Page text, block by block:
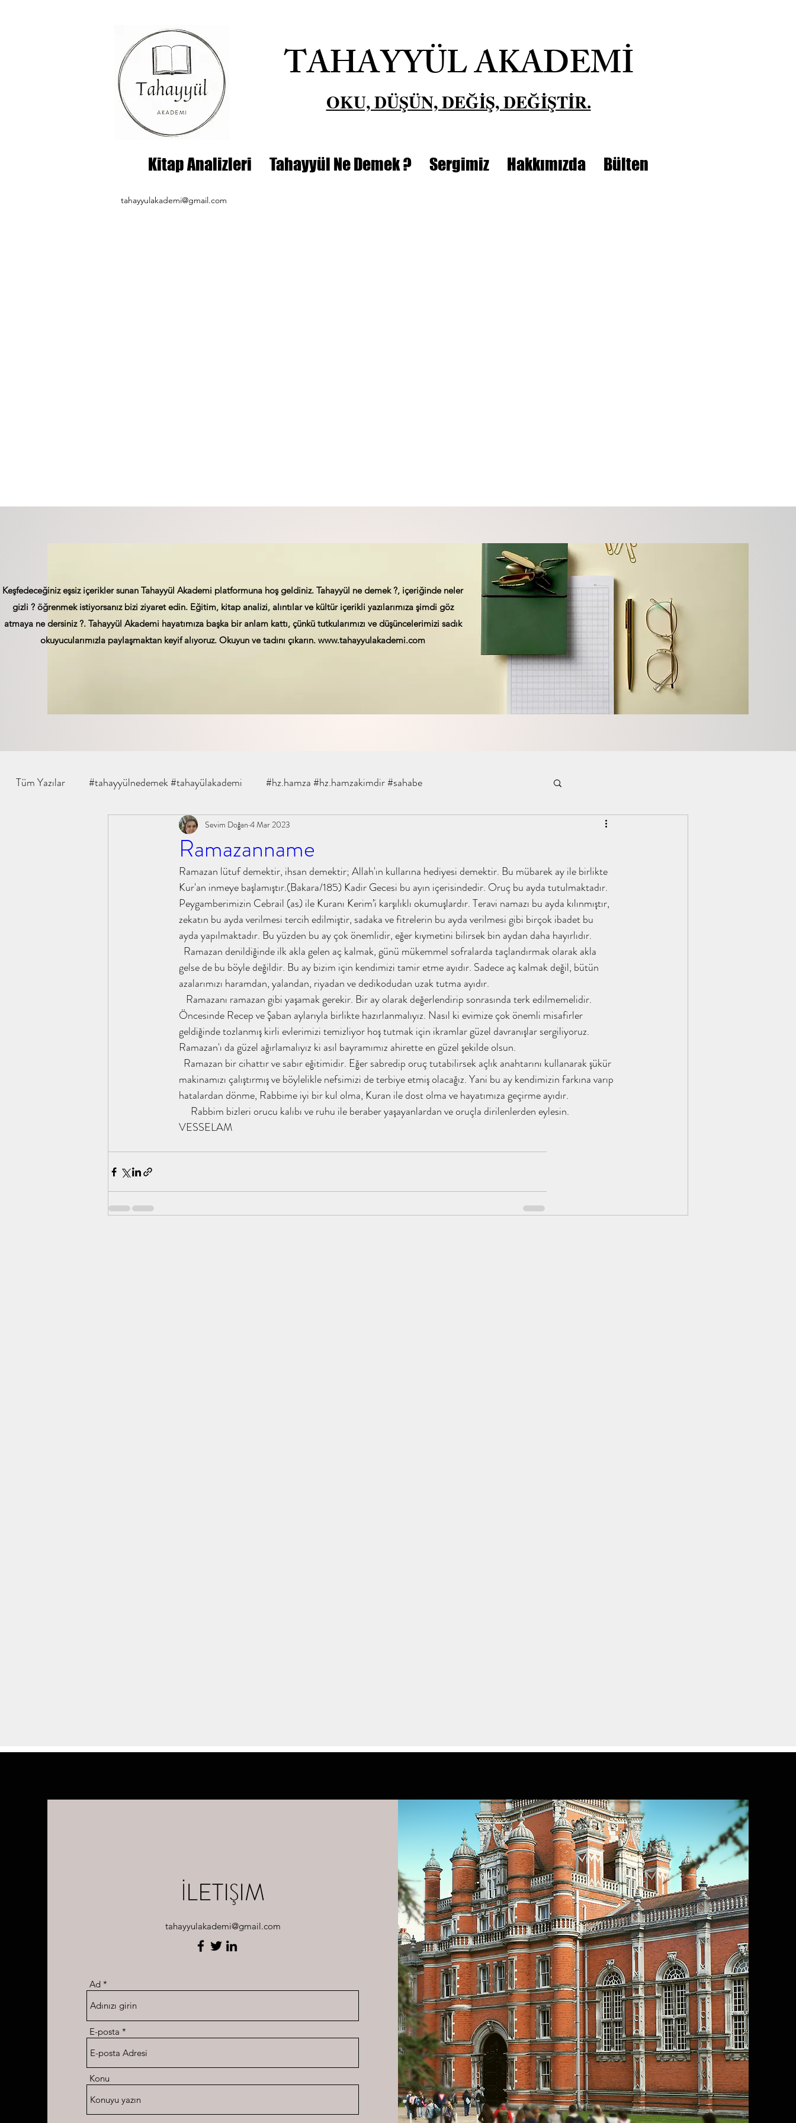
TAHAYYÜL AKADEMİ
OKU, DÜŞÜN, DEĞİŞ, DEĞİŞTİR.
Kitap Analizleri Tahayyül Ne Demek ? Sergimiz Hakkımızda Bülten
tahayyulakademi@gmail.com
Keşfedeceğiniz eşsiz içerikler sunan Tahayyül Akademi platformuna hoş geldiniz. Tahayyül ne demek ?, içeriğinde neler
gizli ? öğrenmek istiyorsanız bizi ziyaret edin. Eğitim, kitap analizi, alıntılar ve kültür içerikli yazılarımıza şimdi göz
atmaya ne dersiniz ?. Tahayyül Akademi hayatımıza başka bir anlam kattı, çünkü tutkularımızı ve düşüncelerimizi sadık
okuyucularımızla paylaşmaktan keyif alıyoruz. Okuyun ve tadını çıkarın. www.tahayyulakademi.com
Tüm Yazılar #tahayyülnedemek #tahayülakademi #hz.hamza #hz.hamzakimdir #sahabe
#ebusüfyan #sahabe #güncel #tahayyü #şifabintiabdullah #tahayyülakademi
tahayyülakademi, kitapanaliz, tahay abdullaholmak muhammedeminyıldırım
#sahabeiklimi #m.eminyıldırım #kita #islamınkızına #ihsanşenocak #kitap
#yusufunüçgömleği #abdullahyıldız # #kokoloji #tahayyülakademi #tahayyü kokoloji tahayyülakademi
hilafetten saltanata emeviler dönem tahayyülakademi kitap analizi
Ebu Sufyan Kimdir / tahayyülakademi ene / tahayyülakademi
Yusuf'un Üç Gömleği / tahayyülakade Hz. Hamza Kimdir ? / tahayyülakadem
Gökyüzüne Bakmanın Faydaları / taha
Ramazanname
Sevim Doğan 4 Mar 2023
Ramazan lütuf demektir, ihsan demektir; Allah'ın kullarına hediyesi demektir. Bu mübarek ay ile birlikte
Kur'an inmeye başlamıştır.(Bakara/185) Kadir Gecesi bu ayın içerisindedir. Oruç bu ayda tutulmaktadır.
Peygamberimizin Cebrail (as) ile Kuranı Kerim’i karşılıklı okumuşlardır. Teravi namazı bu ayda kılınmıştır,
zekatın bu ayda verilmesi tercih edilmiştir, sadaka ve fitrelerin bu ayda verilmesi gibi birçok ibadet bu
ayda yapılmaktadır. Bu yüzden bu ay çok önemlidir, eğer kıymetini bilirsek bin aydan daha hayırlıdır.
gelse de bu böyle değildir. Bu ay bizim için kendimizi tamir etme ayıdır. Sadece aç kalmak değil, bütün
azalarımızı haramdan, yalandan, riyadan ve dedikodudan uzak tutma ayıdır.
Öncesinde Recep ve Şaban aylarıyla birlikte hazırlanmalıyız. Nasıl ki evimize çok önemli misafirler
geldiğinde tozlanmış kirli evlerimizi temizliyor hoş tutmak için ikramlar güzel davranışlar sergiliyoruz.
Ramazan'ı da güzel ağırlamalıyız ki asıl bayramımız ahirette en güzel şekilde olsun.
makinamızı çalıştırmış ve böylelikle nefsimizi de terbiye etmiş olacağız. Yani bu ay kendimizin farkına varıp
hatalardan dönme, Rabbime iyi bir kul olma, Kuran ile dost olma ve hayatımıza geçirme ayıdır.
     Rabbim bizleri orucu kalıbı ve ruhu ile beraber yaşayanlardan ve oruçla dirilenlerden eylesin.
VESSELAM
Abone Ol
İLETIŞIM
tahayyulakademi@gmail.com
Ad
E-posta
Konu